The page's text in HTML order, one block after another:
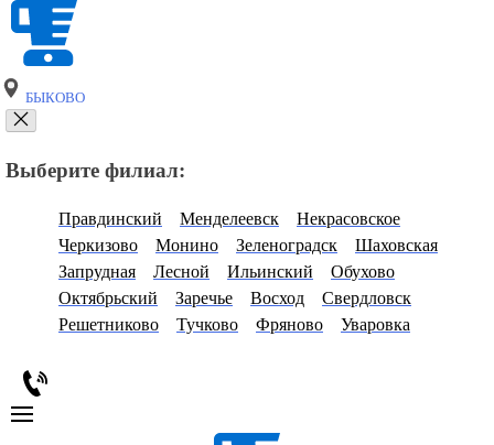
БЫКОВО
Выберите филиал:
Правдинский Менделеевск
Некрасовское
Черкизово
Монино Зеленоградск
Шаховская
Запрудная
Лесной Ильинский
Обухово
Октябрьский
Заречье Восход
Свердловск
Решетниково
Тучково Фряново Уваровка